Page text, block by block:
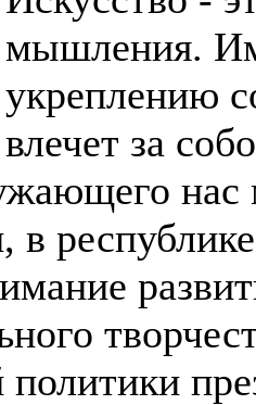
мышления.
укреплению
влечет за
в